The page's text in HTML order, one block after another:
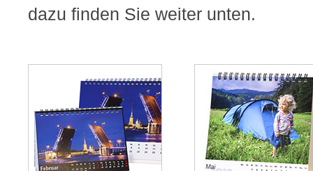
dazu finden Sie weiter unten.